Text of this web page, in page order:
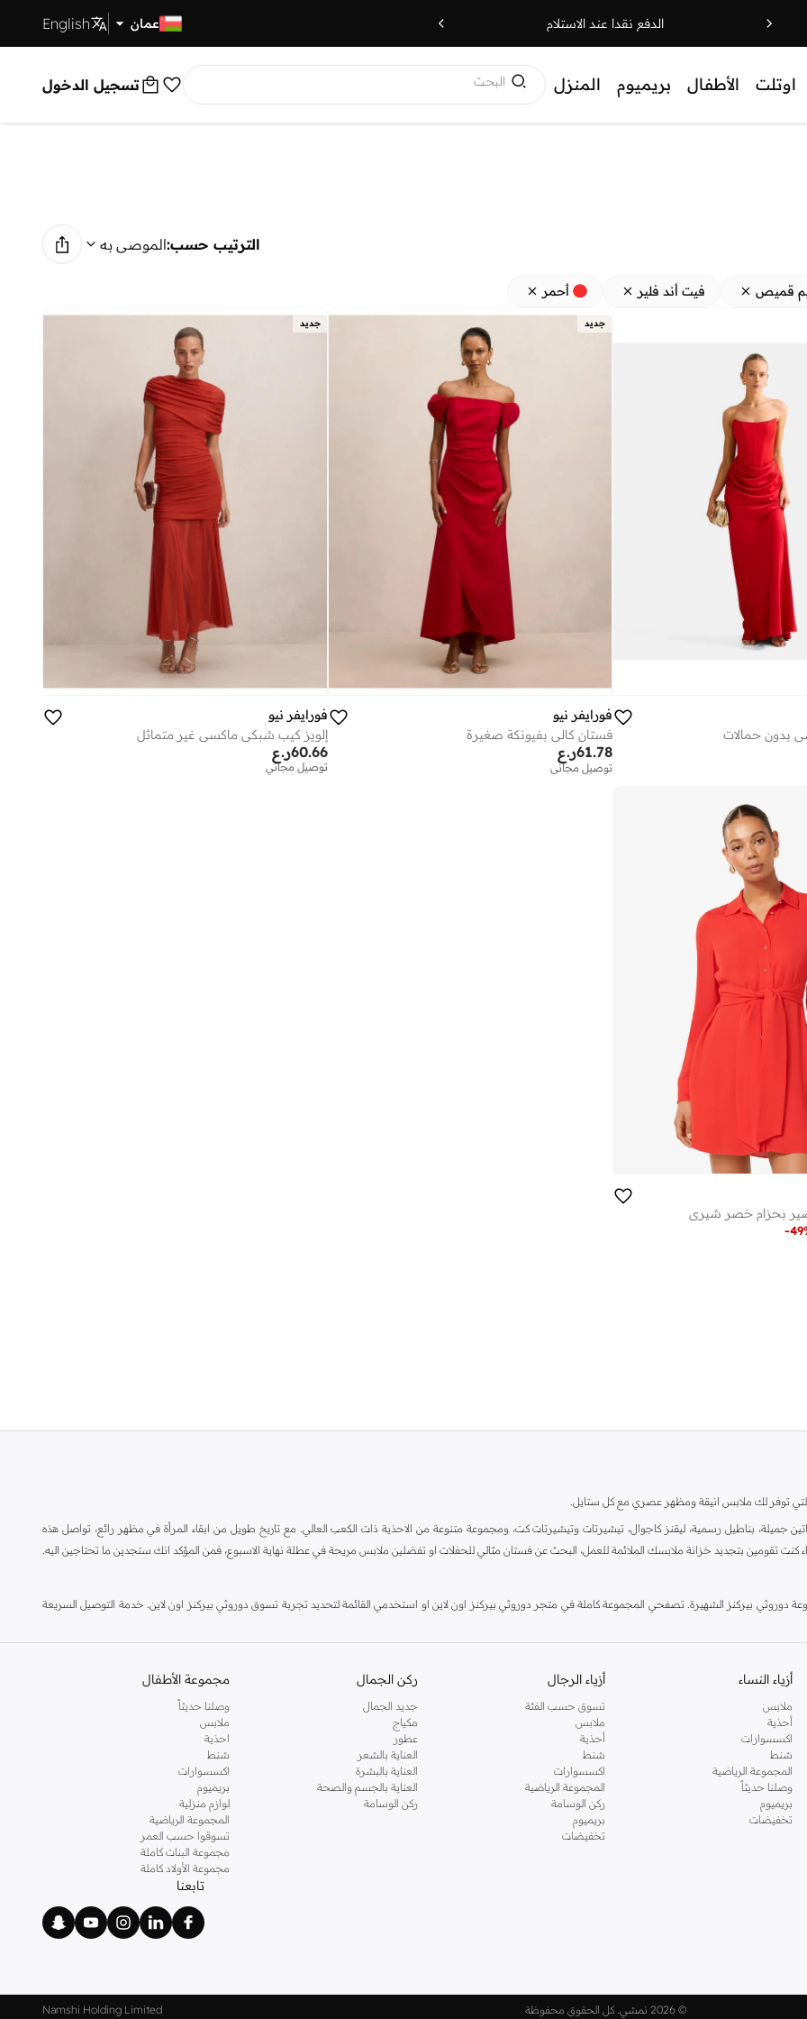
الدفع نقدا عند الاستلام عمان English
اوتلت الأطفال بريميوم المنزل البحث تسجيل الدخول
الترتيب حسب:الموصى به
قميص فيت أند فلير أحمر
بدون حمالات
جديد
فورايفر نيو
فستان كالي بفيونكة صغيرة
ر.ع61.78
توصيل مجاني
جديد
فورايفر نيو
إلويز كيب شبكي ماكسي غير متماثل
ر.ع60.66
توصيل مجاني
بحزام خصر شيري
-49
والتي توفر لك ملابس انيقة ومظهر عصري مع كل ستايل.
جميلة، بناطيل رسمية، ليقنز كاجوال، تيشيرتات وتيشيرتات كت، ومجموعة متنوعة من الاحذية ذات الكعب العالي. مع تاريخ طويل من ابقاء المرأة في مظهر رائع، تواصل هذه
كنت تقومين بتجديد خزانة ملابسك الملائمة للعمل، البحث عن فستان مثالي للحفلات او تفضلين ملابس مريحة في عطلة نهاية الاسبوع، فمن المؤكد انك ستجدين ما تحتاجين اليه.
بيركنز الشهيرة. تصفحي المجموعة كاملة في متجر دوروثي بيركنز اون لاين او استخدمي القائمة لتحديد تجربة تسوق دوروثي بيركنز اون لاين. خدمة التوصيل السريعة
أزياء النساء
ملابس
أحذية
اكسسوارات
شنط
المجموعة الرياضية
وصلنا حديثاً
بريميوم
تخفيضات
أزياء الرجال
تسوق حسب الفئة
ملابس
أحذية
شنط
اكسسوارات
المجموعة الرياضية
ركن الوسامة
بريميوم
تخفيضات
ركن الجمال
جديد الجمال
مكياج
عطور
العناية بالشعر
العناية بالبشرة
العناية بالجسم والصحة
ركن الوسامة
مجموعة الأطفال
وصلنا حديثاً
ملابس
احذية
شنط
اكسسوارات
بريميوم
لوازم منزلية
المجموعة الرياضية
تسوقوا حسب العمر
مجموعة البنات كاملة
مجموعة الأولاد كاملة
تابعنا
© 2026 نمشي. كل الحقوق محفوظة Namshi Holding Limited